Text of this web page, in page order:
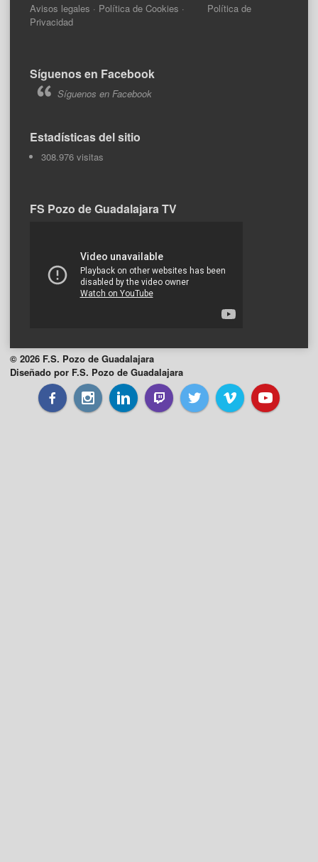
Avisos legales · Política de Cookies · Política de
Privacidad
Síguenos en Facebook
Síguenos en Facebook
Estadísticas del sitio
308.976 visitas
FS Pozo de Guadalajara TV
© 2026 F.S. Pozo de Guadalajara
Diseñado por F.S. Pozo de Guadalajara